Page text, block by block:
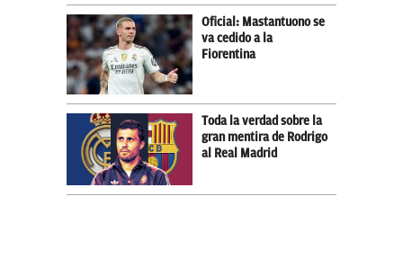
Oficial: Mastantuono se
va cedido a la
Fiorentina
Toda la verdad sobre la
gran mentira de Rodrigo
al Real Madrid